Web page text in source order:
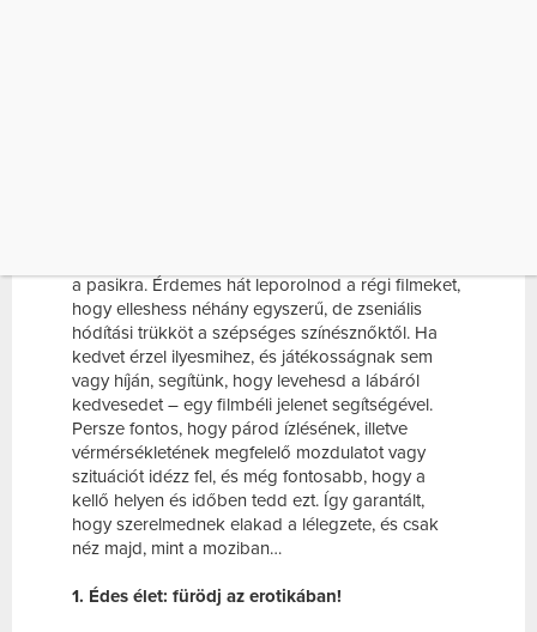
a pasikra. Érdemes hát leporolnod a régi filmeket,
hogy elleshess néhány egyszerű, de zseniális
hódítási trükköt a szépséges színésznőktől. Ha
kedvet érzel ilyesmihez, és játékosságnak sem
vagy híján, segítünk, hogy levehesd a lábáról
kedvesedet – egy filmbéli jelenet segítségével.
Persze fontos, hogy párod ízlésének, illetve
vérmérsékletének megfelelő mozdulatot vagy
szituációt idézz fel, és még fontosabb, hogy a
kellő helyen és időben tedd ezt. Így garantált,
hogy szerelmednek elakad a lélegzete, és csak
néz majd, mint a moziban…
1. Édes élet: fürödj az erotikában!